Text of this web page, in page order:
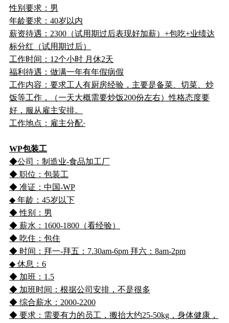
性别要求：男
年龄要求：40岁以内
薪资待遇：2300（试用期过后表现好加薪）+包吃+业绩达
标分红（试用期过后）
工作时间：12个小时 月休2天
福利待遇：做满一年有年假病假
工作内容：要求工人有厨房经验，主要是备菜、切菜、炒
饭等工作，（一天大概需要炒饭200份左右）性格态度要
好，服从雇主安排。
工作地点：雇主分配·
WP包装工
◆公司：制造业-食品加工厂
◆ 职位：包装工
◆ 准证：中国-WP
◆ 年龄：45岁以下
◆ 性别：男
◆ 薪水：1600-1800（看经验）
◆ 吃住：包住
◆ 时间：拜一-拜五：7.30am-6pm 拜六：8am-2pm
◆ 休息：6
◆ 加班：1.5
◆ 加班时间：根据公司安排，不是很多
◆ 综合薪水：2000-2200
◆ 要求：需要有力的员工，搬抬大约25-50kg，身体健康，